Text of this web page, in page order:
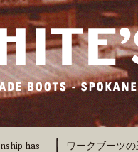
has
ワークブーツの